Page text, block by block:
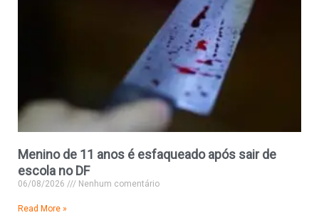
Menino de 11 anos é esfaqueado após sair de
escola no DF
06/08/2026 Nenhum comentário
Read More »